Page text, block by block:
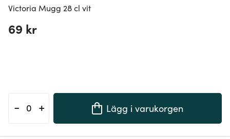
Victoria Mugg 28 cl vit
69 kr
- + Lägg i varukorgen